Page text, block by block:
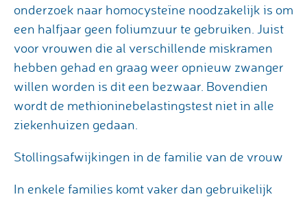
onderzoek naar homocysteïne noodzakelijk is om
een halfjaar geen foliumzuur te gebruiken. Juist
voor vrouwen die al verschillende miskramen
hebben gehad en graag weer opnieuw zwanger
willen worden is dit een bezwaar. Bovendien
wordt de methioninebelastingstest niet in alle
ziekenhuizen gedaan.
Stollingsafwijkingen in de familie van de vrouw
In enkele families komt vaker dan gebruikelijk